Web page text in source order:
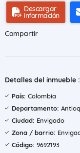
Descargar
información
Compartir
Detalles del inmueble :
País: Colombia
Departamento:
Ciudad: Envigado
Zona / barrio:
Código: 9692193